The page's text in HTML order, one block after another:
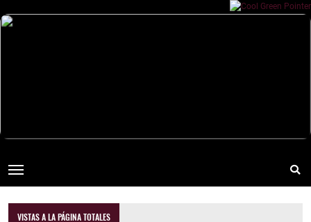
VISTAS A LA PÁGINA TOTALES